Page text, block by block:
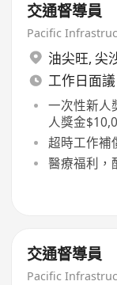
交通督導員
Pacific
油尖旺, 尖
工作日面議
一次性新人
人獎金
超時工作補
醫療福利，
交通督導員
Pacific